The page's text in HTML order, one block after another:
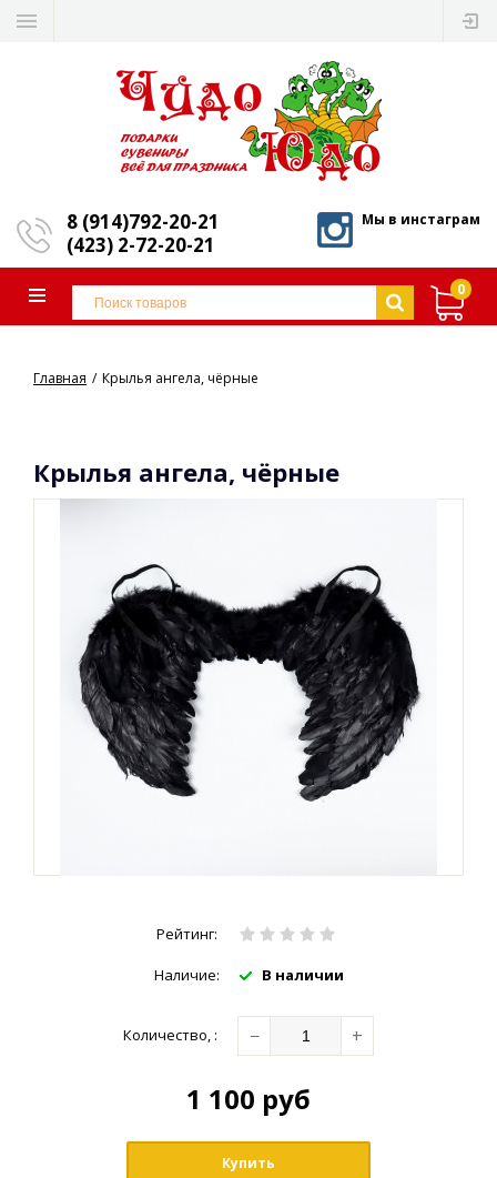
8 (914)792-20-21
(423) 2-72-20-21
Мы в инстаграм
0
Главная Крылья ангела, чёрные
Крылья ангела, чёрные
Рейтинг:
Наличие: В наличии
Количество, : − +
1 100 руб
Купить